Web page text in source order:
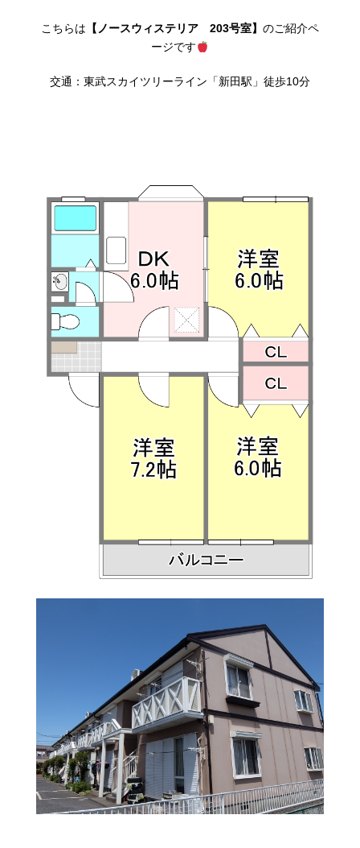
こちらは 【ノースウィステリア 203号室】 のご紹介ペ
ージです
交通：東武スカイツリーライン「新田駅」徒歩10分